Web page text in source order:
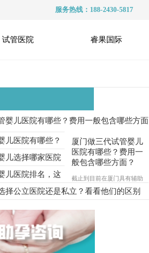
服务热线：188-2430-5817
试管医院 睿果国际
厦门做三代试管婴儿
医院有哪些？费用一
般包含哪些方面？
截止到目前在厦门具有辅助
生殖技术资质的试管婴儿医
院一共有4家，分别为厦门的
一医院，这些医院都可以开
展一二代试管婴儿技术，下
面为大家整理厦门试管医院
儿医院有哪些？
什么？
儿选择哪家医院
况如何？
儿医院排名，这
择公立医院还是私立？看看他们的区别